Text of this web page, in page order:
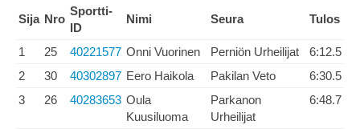
Sija Nro
Sportti-
ID
Nimi Seura Tulos
1 25 40221577 Onni Vuorinen Perniön Urheilijat
6:12.5
2
30 40302897 Eero Haikola Pakilan Veto
6:30.5
3
26 40283653 Oula
Kuusiluoma
Parkanon
Urheilijat
6:48.7